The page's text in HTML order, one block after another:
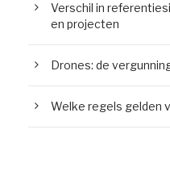
Verschil in
en projecten
Drones: de
Welke regels gelden